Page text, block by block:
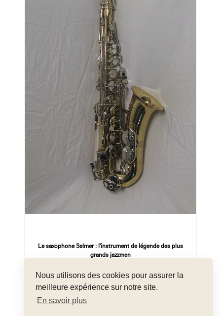
Nous utilisons des cookies pour assurer la
meilleure expérience sur notre site.
En savoir plus
Le saxophone Selmer : l'instrument de légende des plus
grands jazzmen